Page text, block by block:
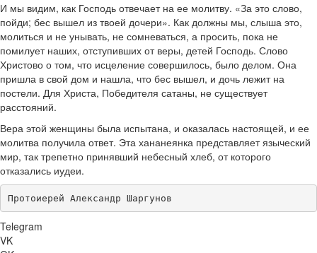
И мы видим, как Господь отвечает на ее молитву. «За это слово,
пойди; бес вышел из твоей дочери». Как должны мы, слыша это,
молиться и не унывать, не сомневаться, а просить, пока не
помилует наших, отступивших от веры, детей Господь. Слово
Христово о том, что исцеление совершилось, было делом. Она
пришла в свой дом и нашла, что бес вышел, и дочь лежит на
постели. Для Христа, Победителя сатаны, не существует
расстояний.
Вера этой женщины была испытана, и оказалась настоящей, и ее
молитва получила ответ. Эта хананеянка представляет языческий
мир, так трепетно принявший небесный хлеб, от которого
отказались иудеи.
Протоиерей Александр Шаргунов
Telegram
VK